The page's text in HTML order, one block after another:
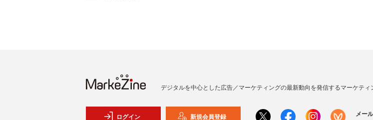
デジタルを中心とした広告／マーケティングの最新動向を発信するマーケティ
ログイン 新規会員登録 メー